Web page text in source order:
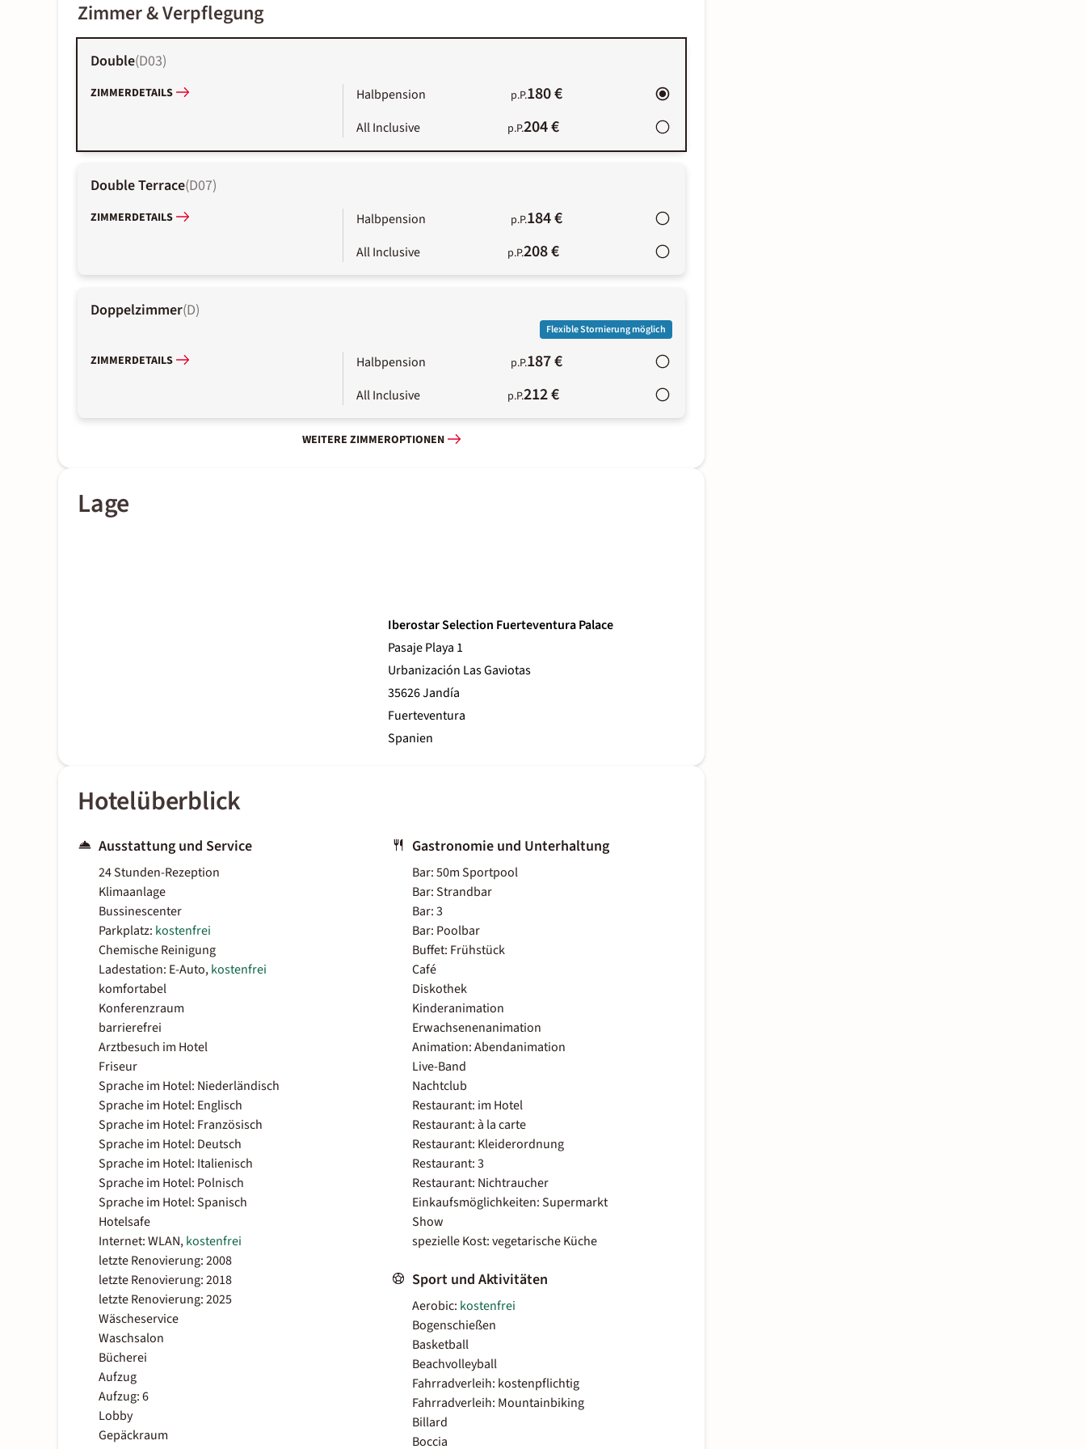
Zimmer & Verpflegung
Double(D03)
ZIMMERDETAILS Halbpension p.P.180 €
All Inclusive p.P.204 €
Double Terrace(D07)
ZIMMERDETAILS Halbpension p.P.184 €
All Inclusive p.P.208 €
Doppelzimmer(D)
Flexible Stornierung möglich
ZIMMERDETAILS Halbpension p.P.187 €
All Inclusive p.P.212 €
WEITERE ZIMMEROPTIONEN
Lage
Iberostar Selection Fuerteventura Palace
Pasaje Playa 1
Urbanización Las Gaviotas
35626 Jandía
Fuerteventura
Spanien
Hotelüberblick
Ausstattung und Service
24 Stunden-Rezeption
Klimaanlage
Bussinescenter
Parkplatz: kostenfrei
Chemische Reinigung
Ladestation: E-Auto,kostenfrei
komfortabel
Konferenzraum
barrierefrei
Arztbesuch im Hotel
Friseur
Sprache im Hotel: Niederländisch
Sprache im Hotel: Englisch
Sprache im Hotel: Französisch
Sprache im Hotel: Deutsch
Sprache im Hotel: Italienisch
Sprache im Hotel: Polnisch
Sprache im Hotel: Spanisch
Hotelsafe
Internet: WLAN,kostenfrei
letzte Renovierung: 2008
letzte Renovierung: 2018
letzte Renovierung: 2025
Wäscheservice
Waschsalon
Bücherei
Aufzug
Aufzug: 6
Lobby
Gepäckraum
Gastronomie und Unterhaltung
Bar: 50m Sportpool
Bar: Strandbar
Bar: 3
Bar: Poolbar
Buffet: Frühstück
Café
Diskothek
Kinderanimation
Erwachsenenanimation
Animation: Abendanimation
Live-Band
Nachtclub
Restaurant: im Hotel
Restaurant: à la carte
Restaurant: Kleiderordnung
Restaurant: 3
Restaurant: Nichtraucher
Einkaufsmöglichkeiten: Supermarkt
Show
spezielle Kost: vegetarische Küche
Sport und Aktivitäten
Aerobic: kostenfrei
Bogenschießen
Basketball
Beachvolleyball
Fahrradverleih: kostenpflichtig
Fahrradverleih: Mountainbiking
Billard
Boccia